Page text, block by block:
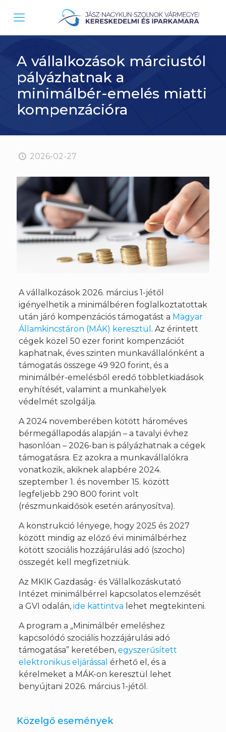
A vállalkozások márciustól
pályázhatnak a
minimálbér-emelés miatti
kompenzációra
2026-02-27
A vállalkozások 2026. március 1-jétől
igényelhetik a minimálbéren foglalkoztatottak
után járó kompenzációs támogatást a Magyar
Államkincstáron (MÁK) keresztül . Az érintett
cégek közel 50 ezer forint kompenzációt
kaphatnak, éves szinten munkavállalónként a
támogatás összege 49 920 forint, és a
minimálbér-emelésből eredő többletkiadások
enyhítését, valamint a munkahelyek
védelmét szolgálja.​
A 2024 novemberében kötött hároméves
bérmegállapodás alapján – a tavalyi évhez
hasonlóan – 2026-ban is pályázhatnak a cégek
támogatásra. Ez azokra a munkavállalókra
vonatkozik, akiknek alapbére 2024.
szeptember 1. és november 15. között
legfeljebb 290 800 forint volt
(részmunkaidősök esetén arányosítva).
A konstrukció lényege, hogy 2025 és 2027
között mindig az előző évi minimálbérhez
kötött szociális hozzájárulási adó (szocho)
összegét kell megfizetniük.
Az MKIK Gazdaság- és Vállalkozáskutató
Intézet minimálbérrel kapcsolatos elemzését
a GVI odalán, ide kattintva lehet megtekinteni.
A program a „Minimálbér emeléshez
kapcsolódó szociális hozzájárulási adó
támogatása” keretében, egyszerűsített
elektronikus eljárással érhető el, és a
kérelmeket a MÁK-on keresztül lehet
benyújtani 2026. március 1-jétől.
Közelgő események